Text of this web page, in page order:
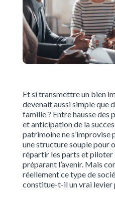
Et si transmettre un bien
devenait aussi simple que
famille ? Entre hausse
et anticipation de la
patrimoine ne s’improvise
une structure souple pour
répartir les parts et piloter
préparant l’avenir. Mais
réellement ce type de
constitue-t-il un vrai levier